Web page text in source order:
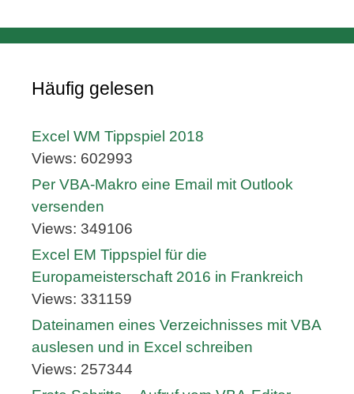
Häufig gelesen
Excel WM Tippspiel 2018
Views: 602993
Per VBA-Makro eine Email mit Outlook
versenden
Views: 349106
Excel EM Tippspiel für die
Europameisterschaft 2016 in Frankreich
Views: 331159
Dateinamen eines Verzeichnisses mit VBA
auslesen und in Excel schreiben
Views: 257344